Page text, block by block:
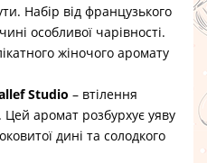
Набір від французького
особливої ​​чарівності.
жіночого аромату
Studio – втілення
Цей аромат розбурхує уяву
дині та солодкого